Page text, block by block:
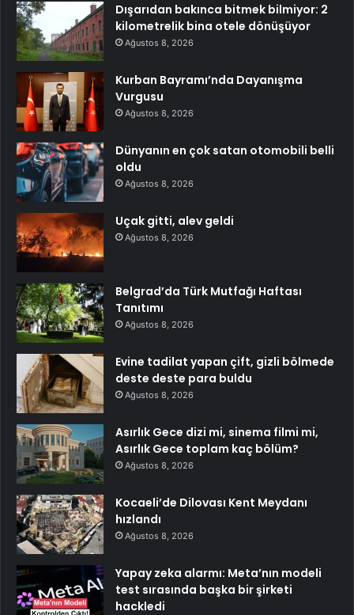
Dışarıdan bakınca bitmek bilmiyor: 2
kilometrelik bina otele dönüşüyor
Ağustos 8, 2026
Kurban Bayramı’nda Dayanışma
Vurgusu
Ağustos 8, 2026
Dünyanın en çok satan otomobili belli
oldu
Ağustos 8, 2026
Uçak gitti, alev geldi
Ağustos 8, 2026
Belgrad’da Türk Mutfağı Haftası
Tanıtımı
Ağustos 8, 2026
Evine tadilat yapan çift, gizli bölmede
deste deste para buldu
Ağustos 8, 2026
Asırlık Gece dizi mi, sinema filmi mi,
Asırlık Gece toplam kaç bölüm?
Ağustos 8, 2026
Kocaeli’de Dilovası Kent Meydanı
hızlandı
Ağustos 8, 2026
Yapay zeka alarmı: Meta’nın modeli
test sırasında başka bir şirketi
hackledi